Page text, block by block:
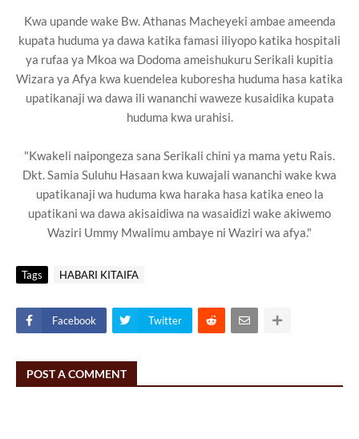
Kwa upande wake Bw. Athanas Macheyeki ambae ameenda
kupata huduma ya dawa katika famasi iliyopo katika hospitali
ya rufaa ya Mkoa wa Dodoma ameishukuru Serikali kupitia
Wizara ya Afya kwa kuendelea kuboresha huduma hasa katika
upatikanaji wa dawa ili wananchi waweze kusaidika kupata
huduma kwa urahisi.
"Kwakeli naipongeza sana Serikali chini ya mama yetu Rais.
Dkt. Samia Suluhu Hasaan kwa kuwajali wananchi wake kwa
upatikanaji wa huduma kwa haraka hasa katika eneo la
upatikani wa dawa akisaidiwa na wasaidizi wake akiwemo
Waziri Ummy Mwalimu ambaye ni Waziri wa afya."
Tags HABARI KITAIFA
Facebook Twitter
POST A COMMENT